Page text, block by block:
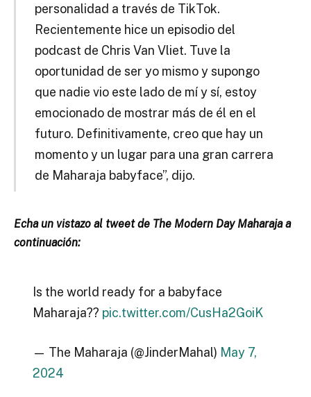
personalidad a través de TikTok.
Recientemente hice un episodio del
podcast de Chris Van Vliet. Tuve la
oportunidad de ser yo mismo y supongo
que nadie vio este lado de mí y sí, estoy
emocionado de mostrar más de él en el
futuro. Definitivamente, creo que hay un
momento y un lugar para una gran carrera
de Maharaja babyface”, dijo.
Echa un vistazo al tweet de The Modern Day Maharaja a
continuación:
Is the world ready for a babyface
Maharaja?? pic.twitter.com/CusHa2GoiK
— The Maharaja (@JinderMahal) May 7,
2024